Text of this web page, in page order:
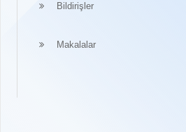
Bildirişler
Makalalar